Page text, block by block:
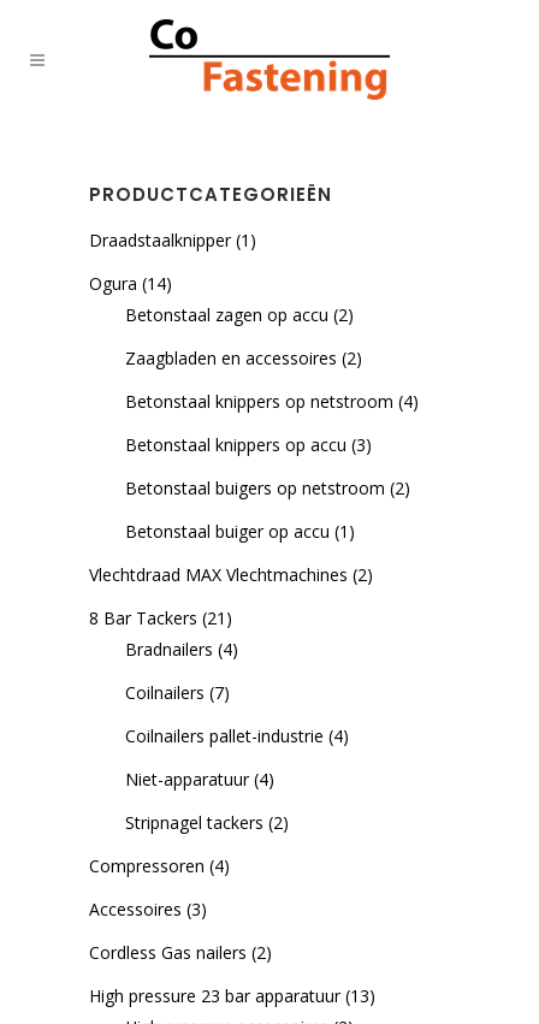
PRODUCTCATEGORIEËN
Draadstaalknipper (1)
Ogura (14)
Betonstaal zagen op accu (2)
Zaagbladen en accessoires (2)
Betonstaal knippers op netstroom (4)
Betonstaal knippers op accu (3)
Betonstaal buigers op netstroom (2)
Betonstaal buiger op accu (1)
Vlechtdraad MAX Vlechtmachines (2)
8 Bar Tackers (21)
Bradnailers (4)
Coilnailers (7)
Coilnailers pallet-industrie (4)
Niet-apparatuur (4)
Stripnagel tackers (2)
Compressoren (4)
Accessoires (3)
Cordless Gas nailers (2)
High pressure 23 bar apparatuur (13)